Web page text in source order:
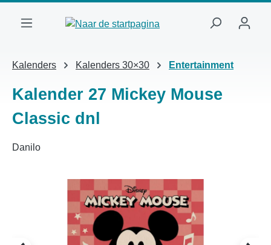
Kalenders Kalenders 30×30 Entertainment
Kalender 27 Mickey Mouse
Classic dnl
Danilo